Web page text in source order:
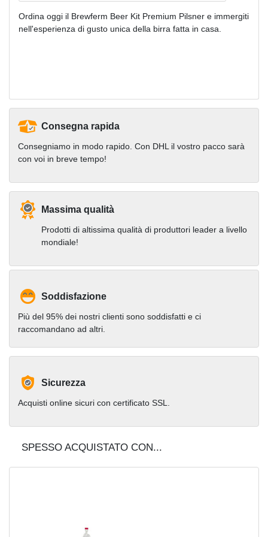
Ordina oggi il Brewferm Beer Kit Premium Pilsner e immergiti
nell'esperienza di gusto unica della birra fatta in casa.
Consegna rapida
Consegniamo in modo rapido. Con DHL il vostro pacco sarà
con voi in breve tempo!
Massima qualità
Prodotti di altissima qualità di produttori leader a livello
mondiale!
Soddisfazione
Più del 95% dei nostri clienti sono soddisfatti e ci
raccomandano ad altri.
Sicurezza
Acquisti online sicuri con certificato SSL.
SPESSO ACQUISTATO CON...